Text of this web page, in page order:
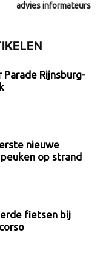
advies informateurs
Rijnsburg-
nieuwe
op strand
fietsen bij